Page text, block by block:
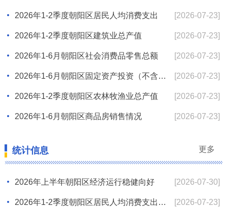
[2026-07-23]
2026年1-2季度朝阳区居民人均消费支出
[2026-07-23]
2026年1-2季度朝阳区建筑业总产值
[2026-07-23]
2026年1-6月朝阳区社会消费品零售总额
[2026-07-23]
2026年1-6月朝阳区固定资产投资（不含农户）...
[2026-07-23]
2026年1-2季度朝阳区农林牧渔业总产值
[2026-07-23]
2026年1-6月朝阳区商品房销售情况
更多
统计信息
[2026-07-30]
2026年上半年朝阳区经济运行稳健向好
[2026-07-23]
2026年1-2季度朝阳区居民人均消费支出同比增...